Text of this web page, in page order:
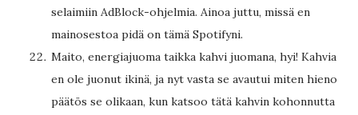
selaimiin AdBlock-ohjelmia. Ainoa juttu, missä en
mainosestoa pidä on tämä Spotifyni.
Maito, energiajuoma taikka kahvi juomana, hyi! Kahvia
en ole juonut ikinä, ja nyt vasta se avautui miten hieno
päätös se olikaan, kun katsoo tätä kahvin kohonnutta